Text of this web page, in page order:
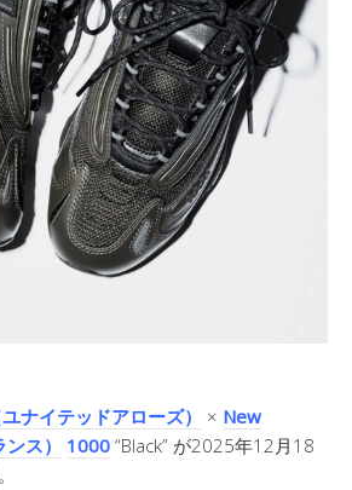
ナイテッドアローズ） × New
ス）
1000 “Black” が2025年12月18